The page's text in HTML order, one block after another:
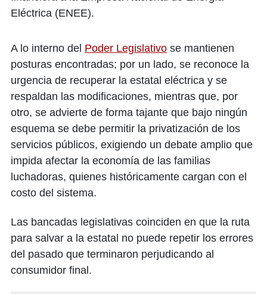
Eléctrica (ENEE).
A lo interno del Poder Legislativo se mantienen
posturas encontradas; por un lado, se reconoce la
urgencia de recuperar la estatal eléctrica y se
respaldan las modificaciones, mientras que, por
otro, se advierte de forma tajante que bajo ningún
esquema se debe permitir la privatización de los
servicios públicos, exigiendo un debate amplio que
impida afectar la economía de las familias
luchadoras, quienes históricamente cargan con el
costo del sistema.
Las bancadas legislativas coinciden en que la ruta
para salvar a la estatal no puede repetir los errores
del pasado que terminaron perjudicando al
consumidor final.